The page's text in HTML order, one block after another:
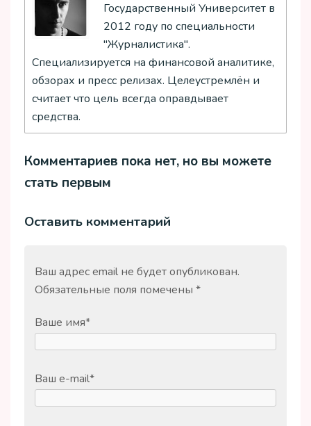
Государственный Университет в
2012 году по специальности
"Журналистика".
Специализируется на финансовой аналитике,
обзорах и пресс релизах. Целеустремлён и
считает что цель всегда оправдывает
средства.
Комментариев пока нет, но вы можете
стать первым
Оставить комментарий
Ваш адрес email не будет опубликован.
Обязательные поля помечены *
Ваше имя*
Ваш e-mail*